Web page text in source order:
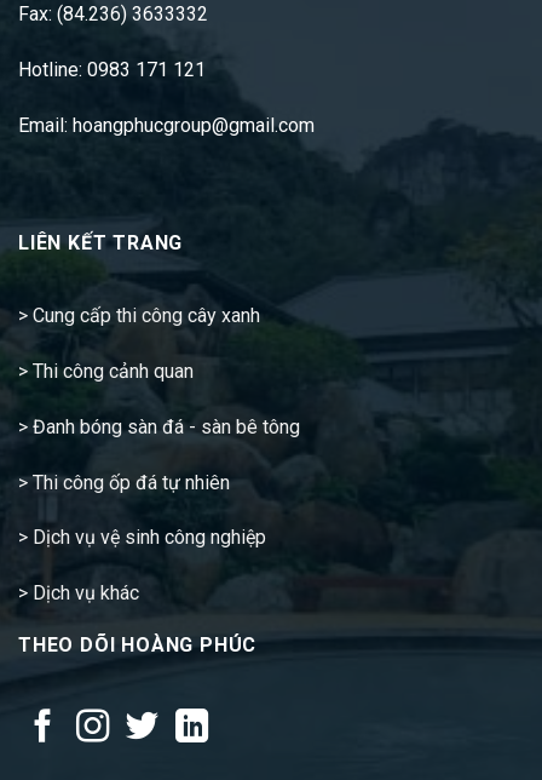
Fax: (84.236) 3633332
Hotline: 0983 171 121
Email: hoangphucgroup@gmail.com
LIÊN KẾT TRANG
> Cung cấp thi công cây xanh
> Thi công cảnh quan
> Đanh bóng sàn đá - sàn bê tông
>Thi công ốp đá tự nhiên
> Dịch vụ vệ sinh công nghiệp
> Dịch vụ khác
THEO DÕI HOÀNG PHÚC